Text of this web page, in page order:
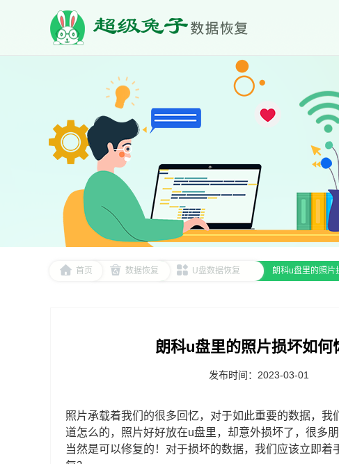
首页 数据恢复 U盘数据恢复 朗科u盘里的照
朗科u盘里的照片损坏如
发布时间：2023-03-01
照片承载着我们的很多回忆，对于如此重要的数据，
道怎么的，照片好好放在u盘里，却意外损坏了，很多
当然是可以修复的！对于损坏的数据，我们应该立即